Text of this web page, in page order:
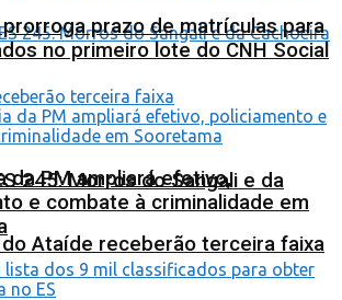
245: Morros do Sangali e da
do Ataíde receberão terceira faixa
prorroga prazo de matrículas para
no primeiro lote do CNH Social
da PM ampliará efetivo,
e combate à criminalidade em